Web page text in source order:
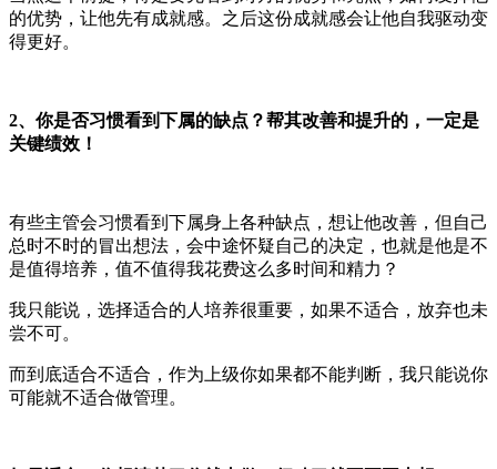
的优势，让他先有成就感。之后这份成就感会让他自我驱动变
得更好。
2、你是否习惯看到下属的缺点？帮其改善和提升的，一定是
关键绩效！
有些主管会习惯看到下属身上各种缺点，想让他改善，但自己
总时不时的冒出想法，会中途怀疑自己的决定，也就是他是不
是值得培养，值不值得我花费这么多时间和精力？
我只能说，选择适合的人培养很重要，如果不适合，放弃也未
尝不可。
而到底适合不适合，作为上级你如果都不能判断，我只能说你
可能就不适合做管理。